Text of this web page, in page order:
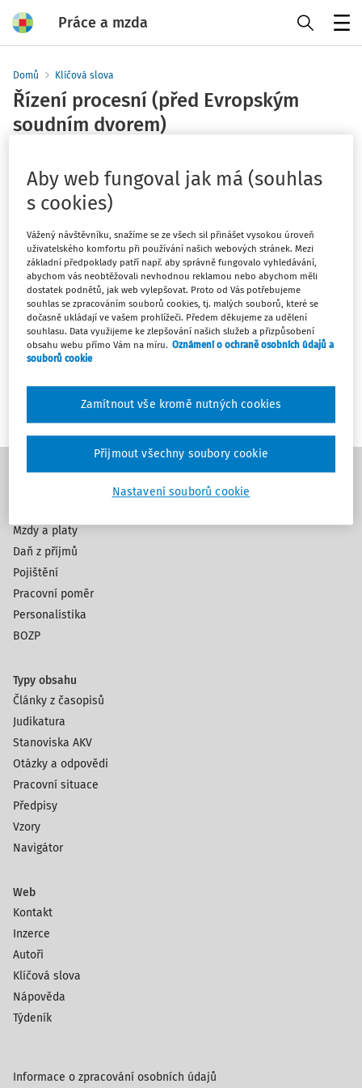
Práce a mzda
Domů Klíčová slova
Řízení procesní (před Evropským
soudním dvorem)
Téma
Filtr
Počet vyhledaných dokumentů: 0
Žádné výsledky
Mzdy a platy
Daň z příjmů
Pojištění
Pracovní poměr
Personalistika
BOZP
Typy obsahu
Články z časopisů
Judikatura
Stanoviska AKV
Otázky a odpovědi
Pracovní situace
Předpisy
Vzory
Navigátor
Web
Kontakt
Inzerce
Autoři
Klíčová slova
Nápověda
Týdeník
Informace o zpracování osobních údajů
Aby web fungoval jak má (souhlas
s cookies)
Vážený návštěvníku, snažíme se ze všech sil přinášet vysokou úroveň
uživatelského komfortu při používání našich webových stránek. Mezi
základní předpoklady patří např. aby správně fungovalo vyhledávání,
abychom vás neobtěžovali nevhodnou reklamou nebo abychom měli
dostatek podnětů, jak web vylepšovat. Proto od Vás potřebujeme
souhlas se zpracováním souborů cookies, tj. malých souborů, které se
dočasně ukládají ve vašem prohlížeči. Předem děkujeme za udělení
souhlasu. Data využijeme ke zlepšování našich služeb a přizpůsobení
obsahu webu přímo Vám na míru. Oznámení o ochraně osobních údajů a
souborů cookie
Nastavení souborů cookie
Zamítnout vše kromě nutných cookies
Přijmout všechny soubory cookie